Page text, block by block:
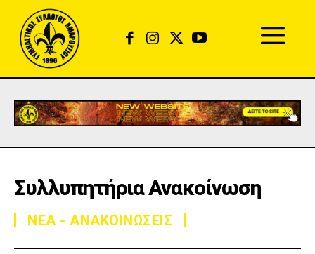
Συλλυπητήρια Ανακοίνωση
ΝΕΑ - ΑΝΑΚΟΙΝΩΣΕΙΣ